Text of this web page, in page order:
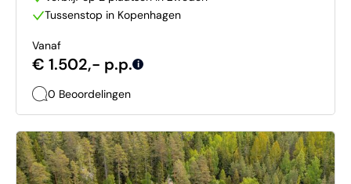
Tussenstop in Kopenhagen
Vanaf
€ 1.502,- p.p. i
0 Beoordelingen